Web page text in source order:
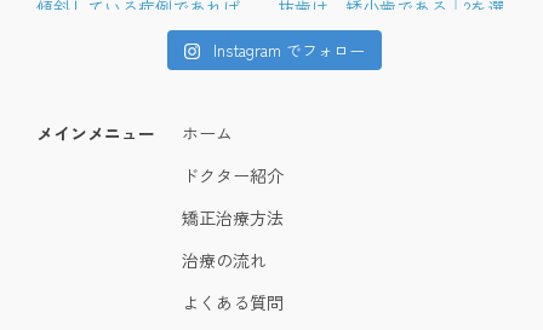
Instagram でフォロー
メインメニュー
ホーム
ドクター紹介
矯正治療方法
治療の流れ
よくある質問